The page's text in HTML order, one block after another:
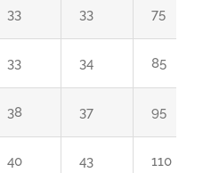
33 33 75
33 34 85
38 37 95
40 43 110